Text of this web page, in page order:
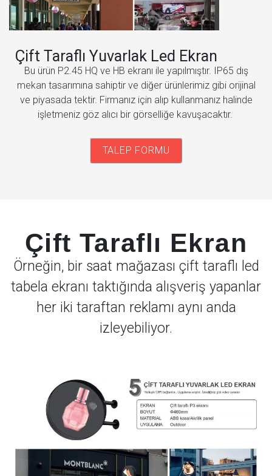
Çift Taraflı Yuvarlak Led Ekran
Bu ürün P2.45 HQ ve HB ekranı ile yapılmıştır. IP65 dış
mekan tasarımına sahiptir ve diğer ürünlerimiz gibi orijinal
ve piyasada tektir. Firmanız için alıp kullanmanız halinde
işletmeniz göz alıcı bir görselliğe kavuşacaktır.
TALEP FORMU
Çift Taraflı Ekran
Örneğin, bir saat mağazası çift taraflı led
tabela ekranı taktığında alışveriş yapanlar
her iki taraftan reklamı aynı anda
izleyebiliyor.